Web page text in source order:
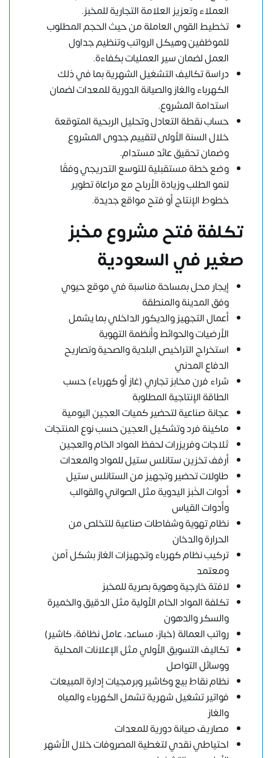
العملاء وتعزيز العلامة التجارية للمخبز.
تخطيط القوى العاملة من حيث الحجم المطلوب
للموظفين وهيكل الرواتب وتنظيم جداول
العمل لضمان سير العمليات بكفاءة.
دراسة تكاليف التشغيل الشهرية بما في ذلك
الكهرباء والغاز والصيانة الدورية للمعدات لضمان
استدامة المشروع.
حساب نقطة التعادل وتحليل الربحية المتوقعة
خلال السنة الأولى لتقييم جدوى المشروع
وضمان تحقيق عائد مستدام.
وضع خطة مستقبلية للتوسع التدريجي وفقًا
لنمو الطلب وزيادة الأرباح مع مراعاة تطوير
خطوط الإنتاج أو فتح مواقع جديدة.
تكلفة فتح مشروع مخبز
صغير في السعودية
إيجار محل بمساحة مناسبة في موقع حيوي
وفق المدينة والمنطقة
أعمال التجهيز والديكور الداخلي بما يشمل
الأرضيات والحوائط وأنظمة التهوية
استخراج التراخيص البلدية والصحية وتصاريح
الدفاع المدني
شراء فرن مخابز تجاري (غاز أو كهرباء) حسب
الطاقة الإنتاجية المطلوبة
عجانة صناعية لتحضير كميات العجين اليومية
ماكينة فرد وتشكيل العجين حسب نوع المنتجات
ثلاجات وفريزرات لحفظ المواد الخام والعجين
أرفف تخزين ستانلس ستيل للمواد والمعدات
طاولات تحضير وتجهيز من الستانلس ستيل
أدوات الخَبز اليدوية مثل الصواني والقوالب
وأدوات القياس
نظام تهوية وشفاطات صناعية للتخلص من
الحرارة والدخان
تركيب نظام كهرباء وتجهيزات الغاز بشكل آمن
ومعتمد
لافتة خارجية وهوية بصرية للمخبز
تكلفة المواد الخام الأولية مثل الدقيق والخميرة
والسكر والدهون
رواتب العمالة (خباز، مساعد، عامل نظافة، كاشير)
تكاليف التسويق الأولي مثل الإعلانات المحلية
ووسائل التواصل
نظام نقاط بيع وكاشير وبرمجيات إدارة المبيعات
فواتير تشغيل شهرية تشمل الكهرباء والمياه
والغاز
مصاريف صيانة دورية للمعدات
احتياطي نقدي لتغطية المصروفات خلال الأشهر